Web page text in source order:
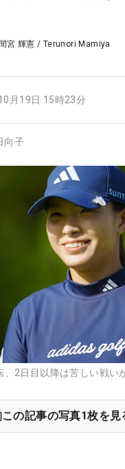
間宮 輝憲 / Terunori Mamiya
月19日 15時23分
向子
、2日目以降は苦しい戦い
この記事の写真1枚を見